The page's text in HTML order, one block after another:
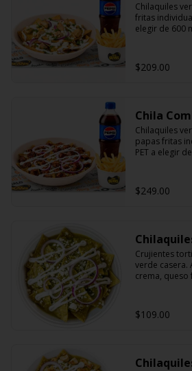
Chilaquiles
fritas
elegir de 600
$209.00
Chila
Chilaquiles
papas fritas
PET a elegir
$249.00
Crujientes
verde casera.
crema, queso
$109.00